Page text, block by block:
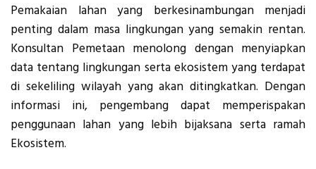
Pemakaian lahan yang berkesinambungan menjadi
penting dalam masa lingkungan yang semakin rentan.
Konsultan Pemetaan menolong dengan menyiapkan
data tentang lingkungan serta ekosistem yang terdapat
di sekeliling wilayah yang akan ditingkatkan. Dengan
informasi ini, pengembang dapat memperispakan
penggunaan lahan yang lebih bijaksana serta ramah
Ekosistem.